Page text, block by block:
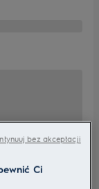
Ci
bez akceptacji